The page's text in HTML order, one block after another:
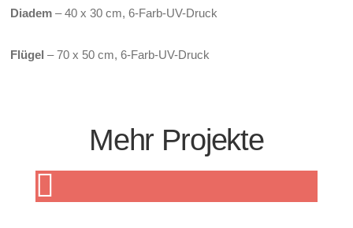
Diadem – 40 x 30 cm, 6-Farb-UV-Druck
Flügel – 70 x 50 cm, 6-Farb-UV-Druck
Mehr Projekte
